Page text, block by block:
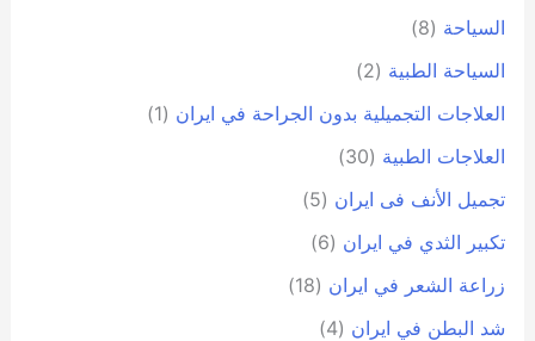
السياحة (8)
السياحة الطبية (2)
العلاجات التجميلية بدون الجراحة في ايران (1)
العلاجات الطبية (30)
تجمیل الأنف فی ایران (5)
تكبير الثدي في ايران (6)
زراعة الشعر في ايران (18)
شد البطن في ايران (4)